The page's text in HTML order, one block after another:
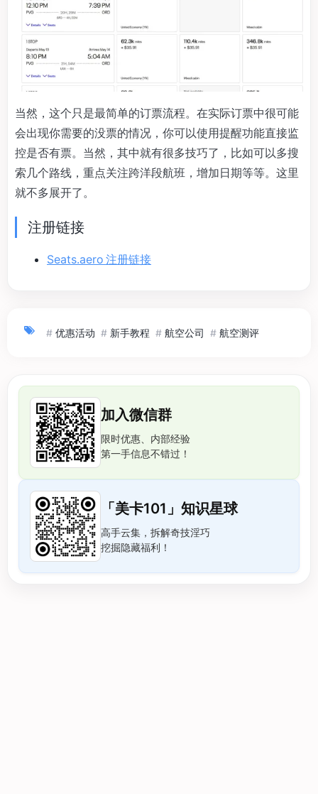
当然，这个只是最简单的订票流程。在实际订票中很可能
会出现你需要的没票的情况，你可以使用提醒功能直接监
控是否有票。当然，其中就有很多技巧了，比如可以多搜
索几个路线，重点关注跨洋段航班，增加日期等等。这里
就不多展开了。
注册链接
Seats.aero 注册链接
# 优惠活动 # 新手教程 # 航空公司 # 航空测评
加入微信群
限时优惠、内部经验
第一手信息不错过！
「美卡101」知识星球
高手云集，拆解奇技淫巧
挖掘隐藏福利！